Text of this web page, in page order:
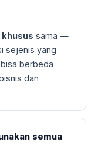
sama —
sejenis yang
berbeda
dan
semua